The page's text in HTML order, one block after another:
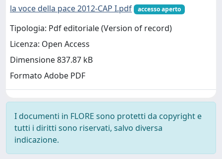
la voce della pace 2012-CAP I.pdf
accesso aperto
Tipologia: Pdf editoriale (Version of record)
Licenza: Open Access
Dimensione 837.87 kB
Formato Adobe PDF
I documenti in FLORE sono protetti da copyright e
tutti i diritti sono riservati, salvo diversa
indicazione.